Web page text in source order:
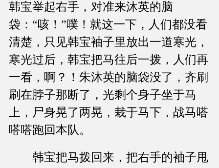
韩宝举起右手，对准来沐英的脑
袋：“咳！”噗！就这一下，人们都没看
清楚，只见韩宝袖子里放出一道寒光，
寒光过后，韩宝把马往后一拨，人们再
一看，啊？！朱沐英的脑袋没了，齐刷
刷在脖子那断了，光剩个身子坐于马
上，尸身晃了两晃，栽于马下，战马嗒
嗒嗒跑回本队。
韩宝把马拨回来，把右手的袖子甩